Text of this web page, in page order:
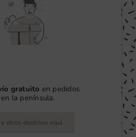
gratuito en pedidos
la península.
otros destinos aquí